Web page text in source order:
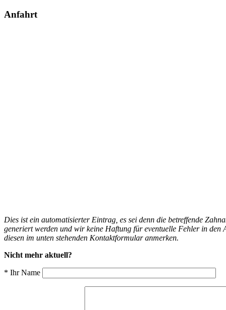
Anfahrt
Dies ist ein automatisierter Eintrag, es sei denn die betreffende
generiert werden und wir keine Haftung für eventuelle Fehler in den
diesen im unten stehenden Kontaktformular anmerken.
Nicht mehr aktuell?
* Ihr Name